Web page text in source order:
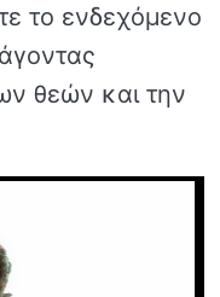
το ενδεχόμενο
θεών και την